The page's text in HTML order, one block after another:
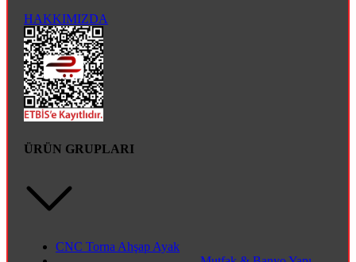
HAKKIMIZDA
ÜRÜN GRUPLARI
CNC Torna Ahşap Ayak